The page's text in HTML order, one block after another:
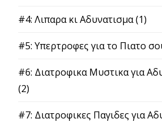
#4: Λιπαρα κι Αδυνατισμα(1)
#5: Υπερτροφες για το Πιατο
#6: Διατροφικα Μυστικα για
(2)
#7: Διατροφικες Παγιδες για